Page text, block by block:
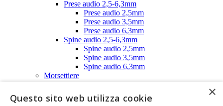
Prese audio 2,5-6,3mm
Prese audio 2,5mm
Prese audio 3,5mm
Prese audio 6,3mm
Spine audio 2,5-6,3mm
Spine audio 2,5mm
Spine audio 3,5mm
Spine audio 6,3mm
Morsettiere
Morsettiere a vite da c.s. passo 5,08 maschio -
femmina
Morsettiere a vite da circuito stampato passo 5,08
×
Questo sito web utilizza cookie